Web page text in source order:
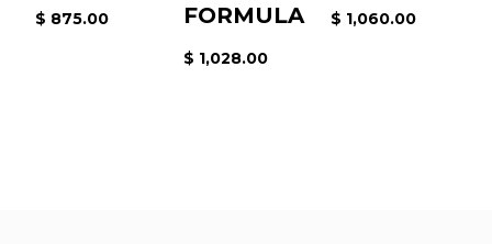
$ 875.00
FORMULA
$ 1,028.00
$ 1,060.00